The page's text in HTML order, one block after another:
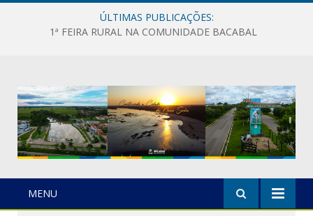
ÚLTIMAS PUBLICAÇÕES:
1ª FEIRA RURAL NA COMUNIDADE BACABAL
MENU